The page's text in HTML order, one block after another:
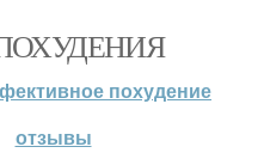
похудение
отзывы